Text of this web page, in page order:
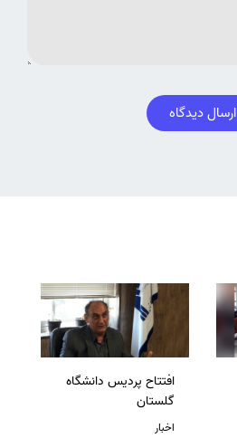
ارسال دیدگاه
افتتاح پردیس دانشگاه
گلستان
اخبار